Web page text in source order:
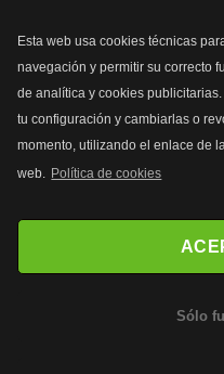
Esta web usa cookies técnicas
navegación y permitir su correcto
de analítica y cookies
tu configuración y cambiarlas o
momento, utilizando el enlace de
web. Política de cookies
Sólo
y mucho más...